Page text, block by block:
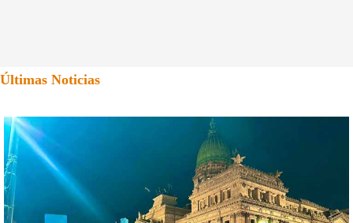
Últimas Noticias